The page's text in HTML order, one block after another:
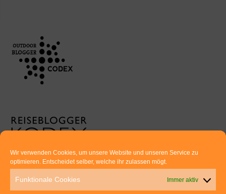
Wir verwenden Cookies, um unsere Website und unseren Service zu
optimieren. Entscheidet selber, welche ihr zulassen mögt.
Funktionale Cookies Immer aktiv